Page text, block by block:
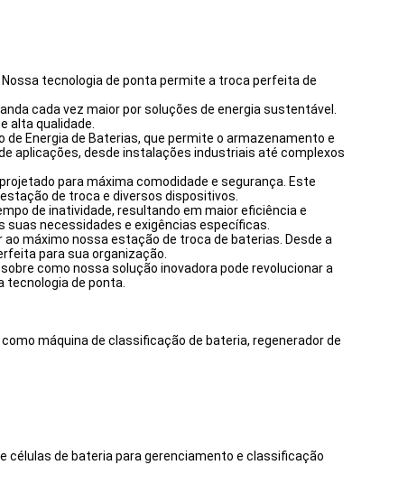
tecnologia de ponta permite a troca perfeita de
cada vez maior por soluções de energia sustentável.
alta qualidade.
Energia de Baterias, que permite o armazenamento e
aplicações, desde instalações industriais até complexos
para máxima comodidade e segurança. Este
de troca e diversos dispositivos.
de inatividade, resultando em maior eficiência e
necessidades e exigências específicas.
máximo nossa estação de troca de baterias. Desde a
para sua organização.
como nossa solução inovadora pode revolucionar a
de ponta.
máquina de classificação de bateria, regenerador de
células de bateria para gerenciamento e classificação